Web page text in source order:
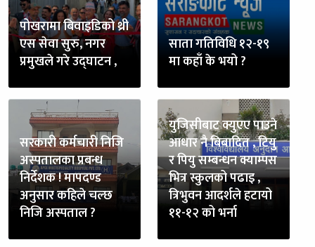
पोखरामा बिवाइडिको थ्री
एस सेवा सुरु, नगर
प्रमुखले गरे उद्घाटन ,
साता गतिविधि १२-१९
मा कहाँ के भयो ?
सरकारी कर्मचारी निजि
अस्पतालका प्रबन्ध
निर्देशक ! मापदण्ड
अनुसार कहिले चल्छ
निजि अस्पताल ?
युजिसीबाट क्युएए पाउने
आधार नै बिबादित , टियु
र पियु सम्बन्धन क्याम्पस
भित्र स्कुलको पढाइ ,
त्रिभुवन आदर्शले हटायो
११-१२ को भर्ना